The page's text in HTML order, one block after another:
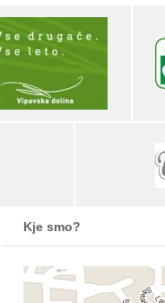
Kje smo?